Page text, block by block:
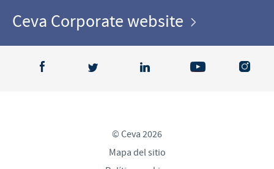
Ceva Corporate website
© Ceva 2026
Mapa del sitio